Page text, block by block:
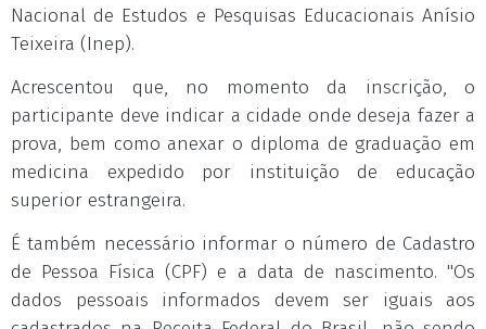
Nacional de Estudos e Pesquisas Educacionais Anísio
Teixeira (Inep).
Acrescentou que, no momento da inscrição, o
participante deve indicar a cidade onde deseja fazer a
prova, bem como anexar o diploma de graduação em
medicina expedido por instituição de educação
superior estrangeira.
É também necessário informar o número de Cadastro
de Pessoa Física (CPF) e a data de nascimento. "Os
dados pessoais informados devem ser iguais aos